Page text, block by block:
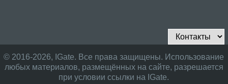
© 2016-2026, IGate. Все права защищены. Использование
любых материалов, размещённых на сайте, разрешается
при условии ссылки на IGate.